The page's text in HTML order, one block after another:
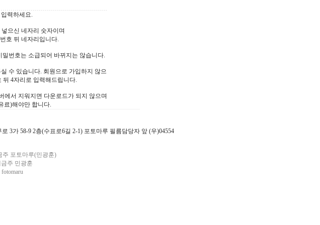
력하세요.
으신 네자리 숫자이며
호 뒤 네자리입니다.
번호는 소급되어 바뀌지는 않습니다.
수 있습니다. 회원으로 가입하지 않으
4자리로 입력해드립니다.
에서 지워지면 다운로드가 되지 않으며
료)해야만 합니다.
3가 58-9 2층(수표로6길 2-1) 포토마루 필름담당자 앞 (우)04554
주 포토마루(민광훈)
금주 민광훈